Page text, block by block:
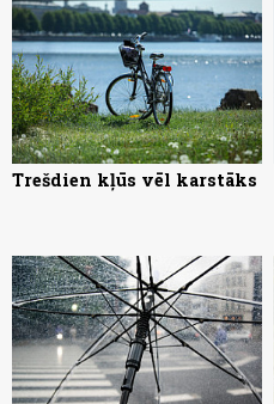
Trešdien kļūs vēl karstāks